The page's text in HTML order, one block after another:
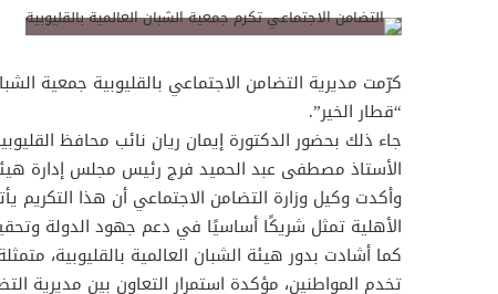
كرّمت مديرية التضامن الاجتماعي بالقليوبية جمعية
“قطار الخير”.
جاء ذلك بحضور الدكتورة إيمان ريان نائب محافظ
الأستاذ مصطفى عبد الحميد فرج رئيس مجلس إدارة هيئة
وأكدت وكيل وزارة التضامن الاجتماعي أن هذا التكريم
الأهلية تمثل شريكًا أساسيًا في دعم جهود الدولة
كما أشادت بدور هيئة الشبان العالمية بالقليوبية،
تخدم المواطنين، مؤكدة استمرار التعاون بين مديرية